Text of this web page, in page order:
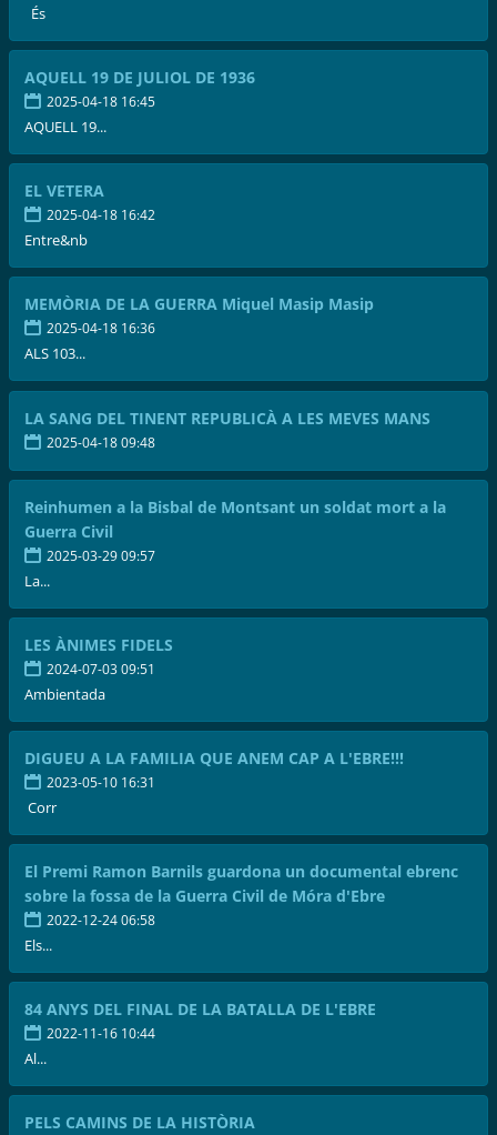
És
AQUELL 19 DE JULIOL DE 1936
2025-04-18 16:45
AQUELL 19...
EL VETERA
2025-04-18 16:42
Entre&nb
MEMÒRIA DE LA GUERRA Miquel Masip Masip
2025-04-18 16:36
ALS 103...
LA SANG DEL TINENT REPUBLICÀ A LES MEVES MANS
2025-04-18 09:48
Reinhumen a la Bisbal de Montsant un soldat mort a la
Guerra Civil
2025-03-29 09:57
La...
LES ÀNIMES FIDELS
2024-07-03 09:51
Ambientada
DIGUEU A LA FAMILIA QUE ANEM CAP A L'EBRE!!!
2023-05-10 16:31
Corr
El Premi Ramon Barnils guardona un documental ebrenc
sobre la fossa de la Guerra Civil de Móra d'Ebre
2022-12-24 06:58
Els...
84 ANYS DEL FINAL DE LA BATALLA DE L'EBRE
2022-11-16 10:44
Al...
PELS CAMINS DE LA HISTÒRIA